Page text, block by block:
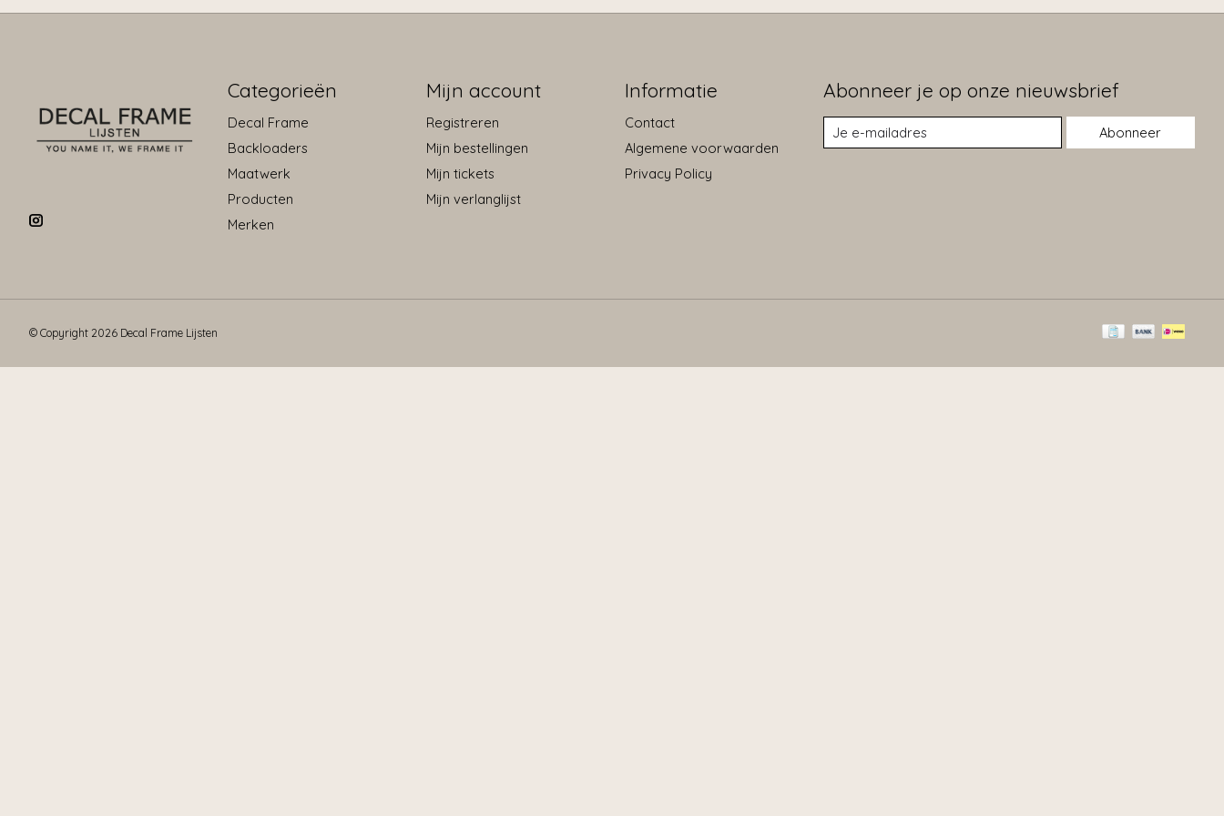
Categorieën
Decal Frame
Backloaders
Maatwerk
Producten
Merken
Mijn account
Registreren
Mijn bestellingen
Mijn tickets
Mijn verlanglijst
Informatie
Contact
Algemene voorwaarden
Privacy Policy
Abonneer je op onze nieuwsbrief
Abonneer
© Copyright 2026 Decal Frame Lijsten